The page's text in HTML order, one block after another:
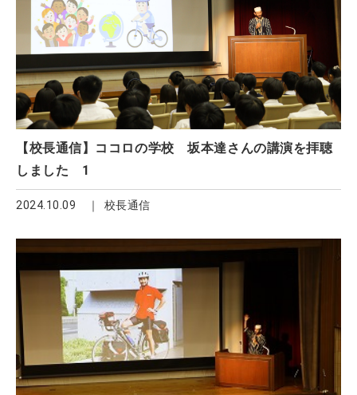
【校長通信】ココロの学校 坂本達さんの講演を拝聴
しました 1
2024.10.09 校長通信